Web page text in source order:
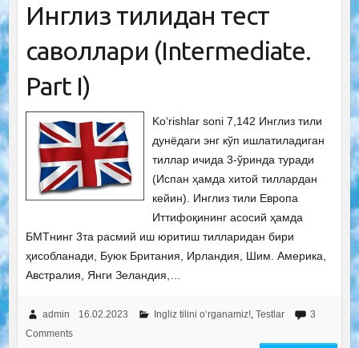
Инглиз тилидан тест
саволлари (Intermediate.
Рart I)
Ko‘rishlar soni 7,142 Инглиз тили
дунёдаги энг кўп ишлатиладиган
тиллар ичида 3-ўринда туради
(Испан ҳамда хитой тиллардан
кейин). Инглиз тили Европа
Иттифоқининг асосий ҳамда
БМТнинг 3та расмий иш юритиш тилларидан бири
ҳисобланади, Буюк Британия, Ирландия, Шим. Америка,
Австралия, Янги Зеландия,…
admin 16.02.2023 Ingliz tilini o‘rganamiz!, Testlar
3
Comments